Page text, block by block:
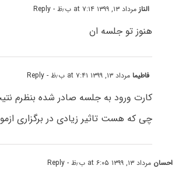
الناز مرداد ۱۳, ۱۳۹۹ at ۷:۱۴ ب٫ظ - Reply
هنوز تو جلسه ان
فاطیمامرداد ۱۳, ۱۳۹۹ at ۷:۴۱ ب٫ظ - Reply
کارت ورود به جلسه صادر شده بنظرم
چی که هست تاثیر زیادی در برگزاری
احسان مرداد ۱۳, ۱۳۹۹ at ۶:۰۵ ب٫ظ - Reply